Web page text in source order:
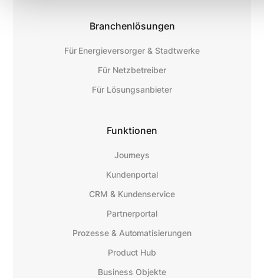
Branchenlösungen
Für Energieversorger & Stadtwerke
Für Netzbetreiber
Für Lösungsanbieter
Funktionen
Journeys
Kundenportal
CRM & Kundenservice
Partnerportal
Prozesse & Automatisierungen
Product Hub
Business Objekte